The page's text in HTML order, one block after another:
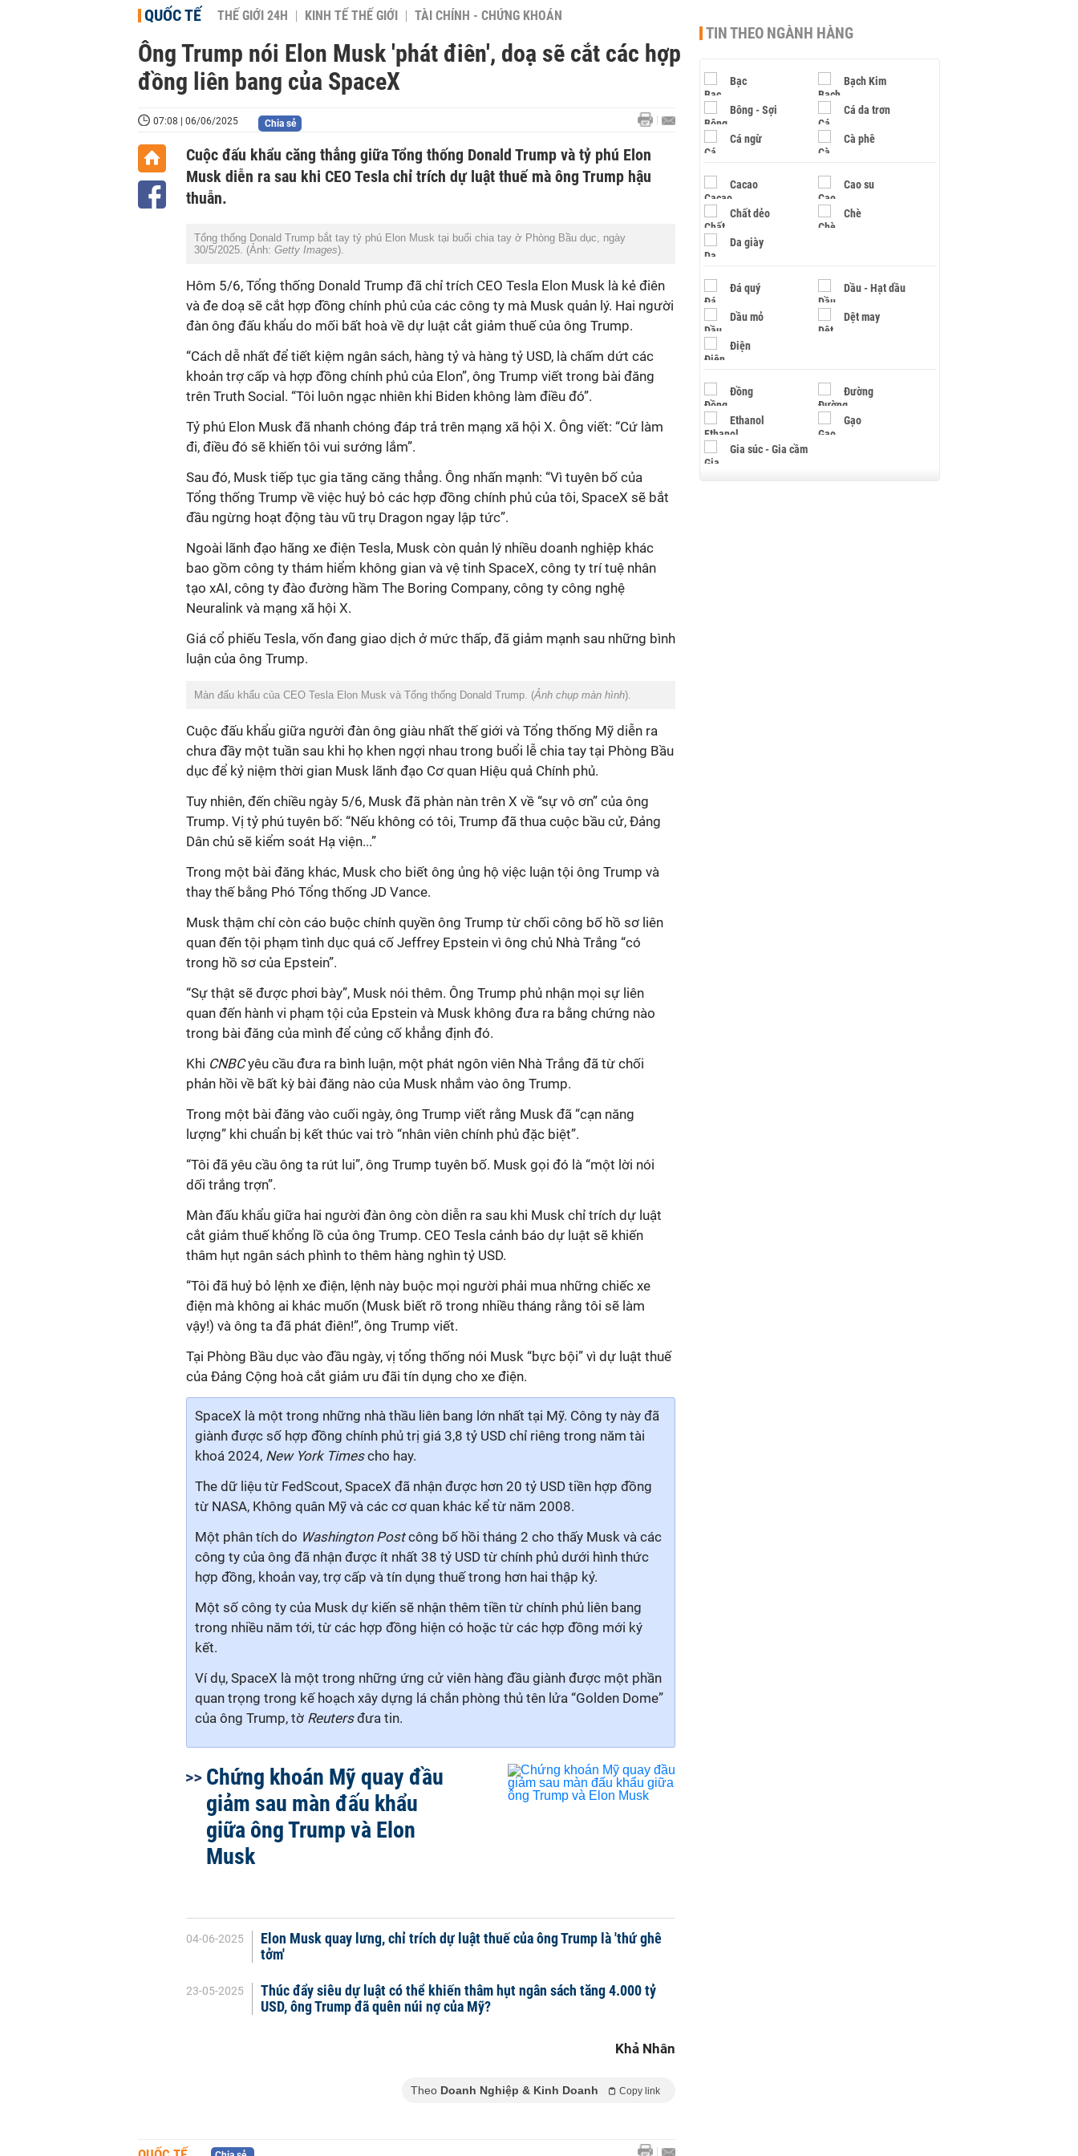
QUỐC TẾ THẾ GIỚI 24H KINH TẾ THẾ GIỚI TÀI CHÍNH - CHỨNG KHOÁN
Ông Trump nói Elon Musk 'phát điên', doạ sẽ cắt các hợp
đồng liên bang của SpaceX
07:08 | 06/06/2025 Chia sẻ
Cuộc đấu khẩu căng thẳng giữa Tổng thống Donald Trump và tỷ phú Elon
Musk diễn ra sau khi CEO Tesla chỉ trích dự luật thuế mà ông Trump hậu
thuẫn.
Tổng thống Donald Trump bắt tay tỷ phú Elon Musk tại buổi chia tay ở Phòng Bầu dục, ngày
30/5/2025. (Ảnh: Getty Images).
Hôm 5/6, Tổng thống Donald Trump đã chỉ trích CEO Tesla Elon Musk là kẻ điên
và đe doạ sẽ cắt hợp đồng chính phủ của các công ty mà Musk quản lý. Hai người
đàn ông đấu khẩu do mối bất hoà về dự luật cắt giảm thuế của ông Trump.
“Cách dễ nhất để tiết kiệm ngân sách, hàng tỷ và hàng tỷ USD, là chấm dứt các
khoản trợ cấp và hợp đồng chính phủ của Elon”, ông Trump viết trong bài đăng
trên Truth Social. “Tôi luôn ngạc nhiên khi Biden không làm điều đó”.
Tỷ phú Elon Musk đã nhanh chóng đáp trả trên mạng xã hội X. Ông viết: “Cứ làm
đi, điều đó sẽ khiến tôi vui sướng lắm”.
Sau đó, Musk tiếp tục gia tăng căng thẳng. Ông nhấn mạnh: “Vì tuyên bố của
Tổng thống Trump về việc huỷ bỏ các hợp đồng chính phủ của tôi, SpaceX sẽ bắt
đầu ngừng hoạt động tàu vũ trụ Dragon ngay lập tức”.
Ngoài lãnh đạo hãng xe điện Tesla, Musk còn quản lý nhiều doanh nghiệp khác
bao gồm công ty thám hiểm không gian và vệ tinh SpaceX, công ty trí tuệ nhân
tạo xAI, công ty đào đường hầm The Boring Company, công ty công nghệ
Neuralink và mạng xã hội X.
Giá cổ phiếu Tesla, vốn đang giao dịch ở mức thấp, đã giảm mạnh sau những bình
luận của ông Trump.
Màn đấu khẩu của CEO Tesla Elon Musk và Tổng thống Donald Trump. (Ảnh chụp màn hình).
Cuộc đấu khẩu giữa người đàn ông giàu nhất thế giới và Tổng thống Mỹ diễn ra
chưa đầy một tuần sau khi họ khen ngợi nhau trong buổi lễ chia tay tại Phòng Bầu
dục để kỷ niệm thời gian Musk lãnh đạo Cơ quan Hiệu quả Chính phủ.
Tuy nhiên, đến chiều ngày 5/6, Musk đã phàn nàn trên X về “sự vô ơn” của ông
Trump. Vị tỷ phú tuyên bố: “Nếu không có tôi, Trump đã thua cuộc bầu cử, Đảng
Dân chủ sẽ kiểm soát Hạ viện...”
Trong một bài đăng khác, Musk cho biết ông ủng hộ việc luận tội ông Trump và
thay thế bằng Phó Tổng thống JD Vance.
Musk thậm chí còn cáo buộc chính quyền ông Trump từ chối công bố hồ sơ liên
quan đến tội phạm tình dục quá cố Jeffrey Epstein vì ông chủ Nhà Trắng “có
trong hồ sơ của Epstein”.
“Sự thật sẽ được phơi bày”, Musk nói thêm. Ông Trump phủ nhận mọi sự liên
quan đến hành vi phạm tội của Epstein và Musk không đưa ra bằng chứng nào
trong bài đăng của mình để củng cố khẳng định đó.
Khi CNBCyêu cầu đưa ra bình luận, một phát ngôn viên Nhà Trắng đã từ chối
phản hồi về bất kỳ bài đăng nào của Musk nhắm vào ông Trump.
Trong một bài đăng vào cuối ngày, ông Trump viết rằng Musk đã “cạn năng
lượng” khi chuẩn bị kết thúc vai trò “nhân viên chính phủ đặc biệt”.
“Tôi đã yêu cầu ông ta rút lui”, ông Trump tuyên bố. Musk gọi đó là “một lời nói
dối trắng trợn”.
Màn đấu khẩu giữa hai người đàn ông còn diễn ra sau khi Musk chỉ trích dự luật
cắt giảm thuế khổng lồ của ông Trump. CEO Tesla cảnh báo dự luật sẽ khiến
thâm hụt ngân sách phình to thêm hàng nghìn tỷ USD.
“Tôi đã huỷ bỏ lệnh xe điện, lệnh này buộc mọi người phải mua những chiếc xe
điện mà không ai khác muốn (Musk biết rõ trong nhiều tháng rằng tôi sẽ làm
vậy!) và ông ta đã phát điên!”, ông Trump viết.
Tại Phòng Bầu dục vào đầu ngày, vị tổng thống nói Musk “bực bội” vì dự luật thuế
của Đảng Cộng hoà cắt giảm ưu đãi tín dụng cho xe điện.
SpaceX là một trong những nhà thầu liên bang lớn nhất tại Mỹ. Công ty này đã
giành được số hợp đồng chính phủ trị giá 3,8 tỷ USD chỉ riêng trong năm tài
khoá 2024, New York Timescho hay.
The dữ liệu từ FedScout, SpaceX đã nhận được hơn 20 tỷ USD tiền hợp đồng
từ NASA, Không quân Mỹ và các cơ quan khác kể từ năm 2008.
Một phân tích do Washington Postcông bố hồi tháng 2 cho thấy Musk và các
công ty của ông đã nhận được ít nhất 38 tỷ USD từ chính phủ dưới hình thức
hợp đồng, khoản vay, trợ cấp và tín dụng thuế trong hơn hai thập kỷ.
Một số công ty của Musk dự kiến sẽ nhận thêm tiền từ chính phủ liên bang
trong nhiều năm tới, từ các hợp đồng hiện có hoặc từ các hợp đồng mới ký
kết.
Ví dụ, SpaceX là một trong những ứng cử viên hàng đầu giành được một phần
quan trọng trong kế hoạch xây dựng lá chắn phòng thủ tên lửa “Golden Dome”
của ông Trump, tờ Reutersđưa tin.
Chứng khoán Mỹ quay đầu
giảm sau màn đấu khẩu
giữa ông Trump và Elon
Musk
04-06-2025
Elon Musk quay lưng, chỉ trích dự luật thuế của ông Trump là 'thứ ghê
tởm'
23-05-2025
Thúc đẩy siêu dự luật có thể khiến thâm hụt ngân sách tăng 4.000 tỷ
USD, ông Trump đã quên núi nợ của Mỹ?
Khả Nhân
Theo Doanh Nghiệp & Kinh Doanh Copy link
TIN THEO NGÀNH HÀNG
Bạc Bạch Kim
Bông - Sợi Cá da trơn
Cá ngừ Cà phê
Cacao Cao su
Chất dẻo Chè
Da giày
Đá quý Dầu - Hạt dầu
Dầu mỏ Dệt may
Điện
Đồng Đường
Ethanol Gạo
Gia súc - Gia cầm